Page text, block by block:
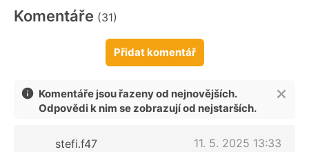
Komentáře (31)
Přidat komentář
Komentáře jsou řazeny od nejnovějších.
Odpovědi k nim se zobrazují od nejstarších.
stefi.f47 11. 5. 2025 13:33